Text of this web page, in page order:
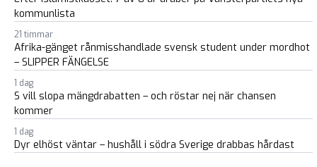
kommunlista
21 timmar
Afrika-gänget rånmisshandlade svensk student under mordhot
– SLIPPER FÄNGELSE
1 dag
S vill slopa mängdrabatten – och röstar nej när chansen
kommer
1 dag
Dyr elhöst väntar – hushåll i södra Sverige drabbas hårdast